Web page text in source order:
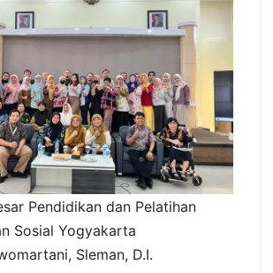
Pendidikan dan Pelatihan
Sosial Yogyakarta
Sleman, D.I.